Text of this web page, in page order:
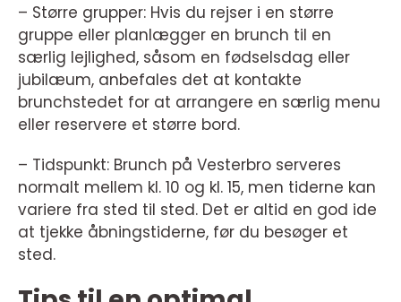
– Større grupper: Hvis du rejser i en større
gruppe eller planlægger en brunch til en
særlig lejlighed, såsom en fødselsdag eller
jubilæum, anbefales det at kontakte
brunchstedet for at arrangere en særlig menu
eller reservere et større bord.
– Tidspunkt: Brunch på Vesterbro serveres
normalt mellem kl. 10 og kl. 15, men tiderne kan
variere fra sted til sted. Det er altid en god ide
at tjekke åbningstiderne, før du besøger et
sted.